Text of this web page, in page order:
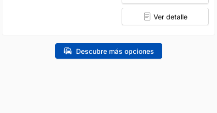
Ver detalle
Descubre más opciones